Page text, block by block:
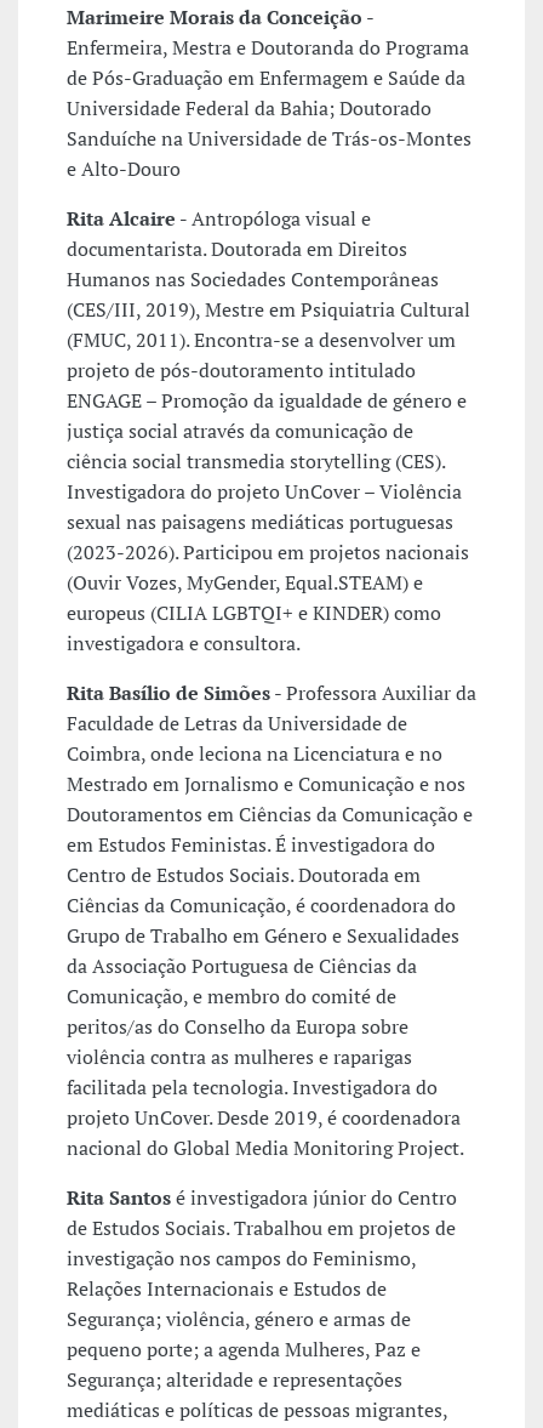
Marimeire Morais da Conceição -
Enfermeira, Mestra e Doutoranda do Programa
de Pós-Graduação em Enfermagem e Saúde da
Universidade Federal da Bahia; Doutorado
Sanduíche na Universidade de Trás-os-Montes
e Alto-Douro
Rita Alcaire -Antropóloga visual e
documentarista. Doutorada em Direitos
Humanos nas Sociedades Contemporâneas
(CES/III, 2019), Mestre em Psiquiatria Cultural
(FMUC, 2011). Encontra-se a desenvolver um
projeto de pós-doutoramento intitulado
ENGAGE – Promoção da igualdade de género e
justiça social através da comunicação de
ciência social transmedia storytelling (CES).
Investigadora do projeto UnCover – Violência
sexual nas paisagens mediáticas portuguesas
(2023-2026). Participou em projetos nacionais
(Ouvir Vozes, MyGender, Equal.STEAM) e
europeus (CILIA LGBTQI+ e KINDER) como
investigadora e consultora.
Rita Basílio de Simões- Professora Auxiliar da
Faculdade de Letras da Universidade de
Coimbra, onde leciona na Licenciatura e no
Mestrado em Jornalismo e Comunicação e nos
Doutoramentos em Ciências da Comunicação e
em Estudos Feministas. É investigadora do
Centro de Estudos Sociais. Doutorada em
Ciências da Comunicação, é coordenadora do
Grupo de Trabalho em Género e Sexualidades
da Associação Portuguesa de Ciências da
Comunicação, e membro do comité de
peritos/as do Conselho da Europa sobre
violência contra as mulheres e raparigas
facilitada pela tecnologia. Investigadora do
projeto UnCover. Desde 2019, é coordenadora
nacional do Global Media Monitoring Project.
Rita Santosé investigadora júnior do Centro
de Estudos Sociais. Trabalhou em projetos de
investigação nos campos do Feminismo,
Relações Internacionais e Estudos de
Segurança; violência, género e armas de
pequeno porte; a agenda Mulheres, Paz e
Segurança; alteridade e representações
mediáticas e políticas de pessoas migrantes,